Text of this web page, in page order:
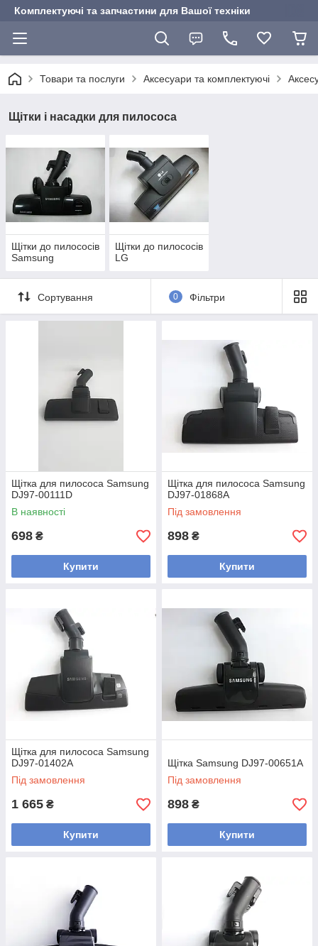
Комплектуючі та запчастини для Вашої техніки
Товари та послуги Аксесуари та комплектуючі
Щітки і насадки для пилососа
Щітки до пилососів
Samsung
Щітки до пилососів
LG
Сортування 0 Фільтри
Щітка для пилососа Samsung
DJ97-00111D
В наявності
698 ₴
Купити
Щітка для пилососа Samsung
DJ97-01868A
Під замовлення
898 ₴
Купити
Щітка для пилососа Samsung
DJ97-01402A
Під замовлення
1 665 ₴
Купити
Щітка Samsung DJ97-00651A
Під замовлення
898 ₴
Купити